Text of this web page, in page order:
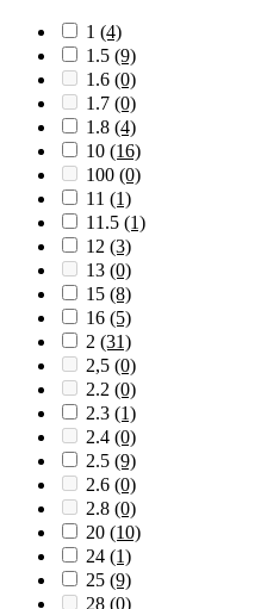
1 (4)
1.5 (9)
1.6 (0)
1.7 (0)
1.8 (4)
10 (16)
100 (0)
11 (1)
11.5 (1)
12 (3)
13 (0)
15 (8)
16 (5)
2 (31)
2,5 (0)
2.2 (0)
2.3 (1)
2.4 (0)
2.5 (9)
2.6 (0)
2.8 (0)
20 (10)
24 (1)
25 (9)
28 (0)